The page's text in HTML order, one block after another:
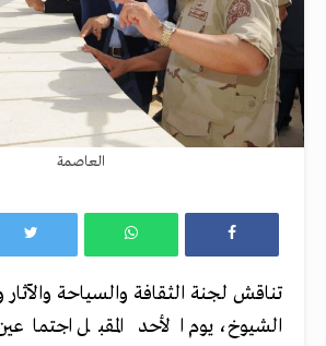
العاصمة
تناقش لجنة الثقافة والسياحة
الشيوخ، يوم الأحد المقبل